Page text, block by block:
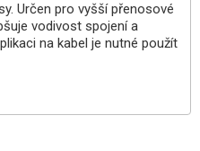
Určen pro vyšší přenosové
vodivost spojení a
na kabel je nutné použít